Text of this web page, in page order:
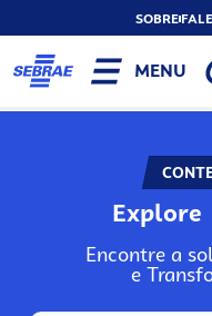
SOBRE
MENU
Explore
Encontre a
e